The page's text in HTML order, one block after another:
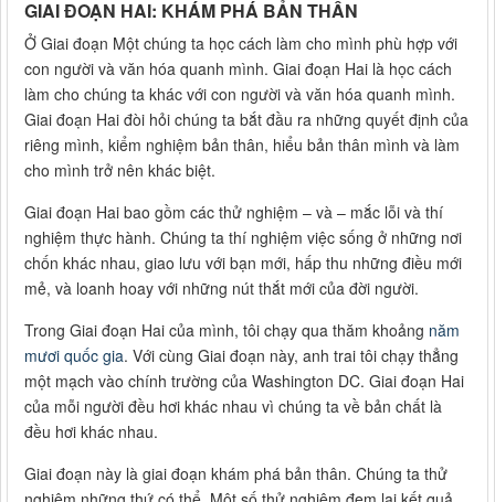
GIAI ĐOẠN HAI: KHÁM PHÁ BẢN THÂN
Ở Giai đoạn Một chúng ta học cách làm cho mình phù hợp với
con người và văn hóa quanh mình. Giai đoạn Hai là học cách
làm cho chúng ta khác với con người và văn hóa quanh mình.
Giai đoạn Hai đòi hỏi chúng ta bắt đầu ra những quyết định của
riêng mình, kiểm nghiệm bản thân, hiểu bản thân mình và làm
cho mình trở nên khác biệt.
Giai đoạn Hai bao gồm các thử nghiệm – và – mắc lỗi và thí
nghiệm thực hành. Chúng ta thí nghiệm việc sống ở những nơi
chốn khác nhau, giao lưu với bạn mới, hấp thu những điều mới
mẻ, và loanh hoay với những nút thắt mới của đời người.
Trong Giai đoạn Hai của mình, tôi chạy qua thăm khoảng năm
mươi quốc gia. Với cùng Giai đoạn này, anh trai tôi chạy thẳng
một mạch vào chính trường của Washington DC. Giai đoạn Hai
của mỗi người đều hơi khác nhau vì chúng ta về bản chất là
đều hơi khác nhau.
Giai đoạn này là giai đoạn khám phá bản thân. Chúng ta thử